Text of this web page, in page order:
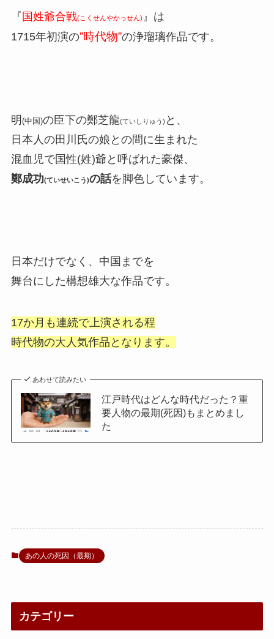
『 国姓爺合戦(こくせんやかっせん) 』は
1715年初演の”時代物”の浄瑠璃作品です。
明 (中国)の臣下の鄭芝龍(ていしりゅう) と、
日本人の田川氏の娘との間に生まれた
混血児で国性(姓)爺と呼ばれた豪傑、
鄭成功(ていせいこう)の話を脚色しています。
日本だけでなく、中国までを
舞台にした構想雄大な作品です。
17か月も連続で上演される程
時代物の大人気作品となります。
あわせて読みたい
江戸時代はどんな時代だった？重
要人物の最期(死因)もまとめまし
た
あの人の死因（最期）
カテゴリー